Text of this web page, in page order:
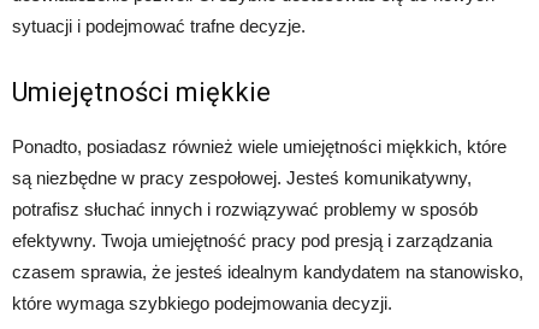
sytuacji i podejmować trafne decyzje.
Umiejętności miękkie
Ponadto, posiadasz również wiele umiejętności miękkich, które
są niezbędne w pracy zespołowej. Jesteś komunikatywny,
potrafisz słuchać innych i rozwiązywać problemy w sposób
efektywny. Twoja umiejętność pracy pod presją i zarządzania
czasem sprawia, że jesteś idealnym kandydatem na stanowisko,
które wymaga szybkiego podejmowania decyzji.